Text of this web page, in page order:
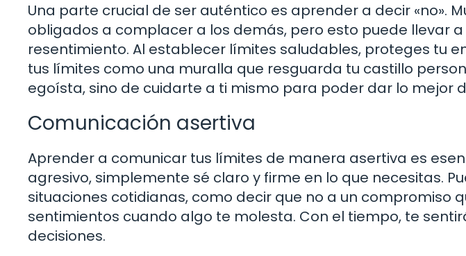
Una parte crucial de ser auténtico es aprender a decir «no».
obligados a complacer a los demás, pero esto puede llevar
resentimiento. Al establecer límites saludables, proteges tu
tus límites como una muralla que resguarda tu castillo
egoísta, sino de cuidarte a ti mismo para poder dar lo mejor
Comunicación asertiva
Aprender a comunicar tus límites de manera asertiva es
agresivo, simplemente sé claro y firme en lo que necesitas.
situaciones cotidianas, como decir que no a un compromiso
sentimientos cuando algo te molesta. Con el tiempo, te
decisiones.